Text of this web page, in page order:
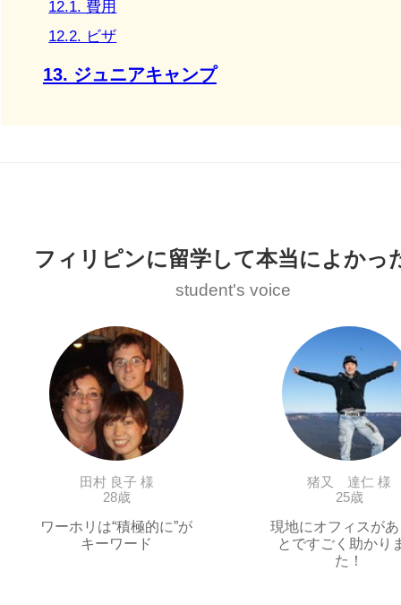
12.1. 費用
12.2. ビザ
13. ジュニアキャンプ
フィリピンに留学して本当によかっ
student's voice
田村 良子 様
28歳
ワーホリは“積極的に”が
キーワード
猪又 達仁 様
25歳
現地にオフィスが
とですごく助かり
た！